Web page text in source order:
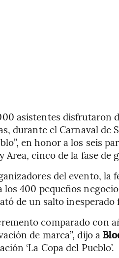
asistentes disfrutaron
durante el Carnaval de
en honor a los seis
Area, cinco de la fase
del evento, la
los 400 pequeños
de un salto inesperado
comparado con
de marca”, dijo a
‘La Copa del Pueblo’.